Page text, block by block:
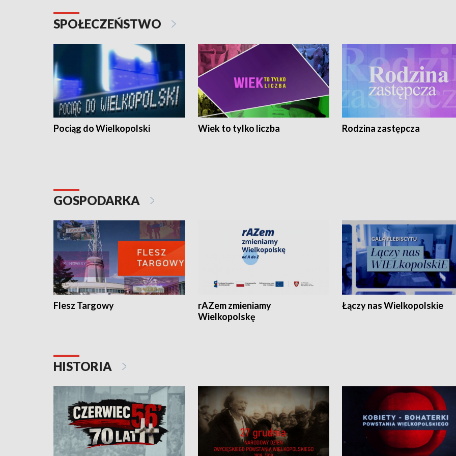
SPOŁECZEŃSTWO
Pociąg do Wielkopolski Wiek to tylko liczba Rodzina zastępcza
GOSPODARKA
Flesz Targowy
rAZem zmieniamy
Wielkopolskę
Łączy nas Wielkopolskie
HISTORIA